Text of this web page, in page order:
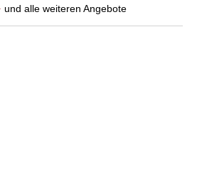
und alle weiteren Angebote